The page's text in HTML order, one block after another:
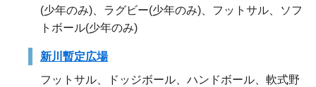
(少年のみ)、ラグビー(少年のみ)、フットサル、ソフ
トボール(少年のみ)
新川暫定広場
フットサル、ドッジボール、ハンドボール、軟式野